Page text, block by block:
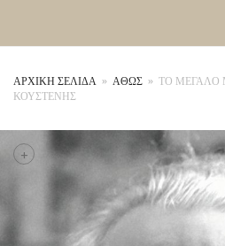
ΑΡΧΙΚΉ ΣΕΛΊΔΑ » ΑΘΩΣ » ΤΟ ΜΕΓΑΛΟ
ΚΟΥΣΤΕΝΗΣ
+